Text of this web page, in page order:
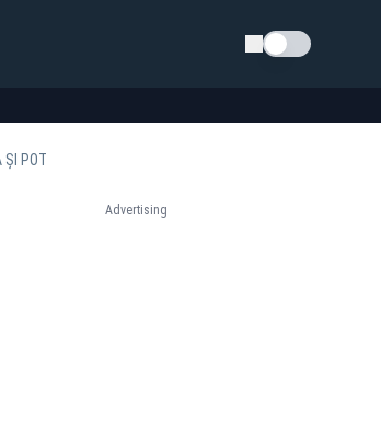
Schimba tema
ŞI POT
Advertising